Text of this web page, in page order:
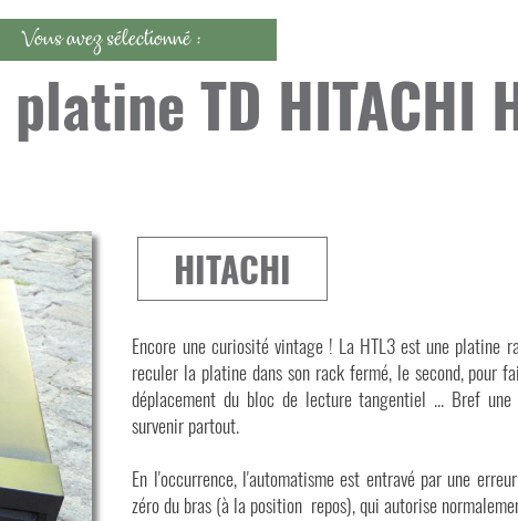
Vous avez sélectionné :
TD HITACHI
HITACHI
Encore une curiosité vintage ! La HTL3 est une
reculer la platine dans son rack fermé, le second, pour
déplacement du bloc de lecture tangentiel ... Bref une
survenir partout.
En l'occurrence, l'automatisme est entravé par une
zéro du bras (à la position repos), qui autorise